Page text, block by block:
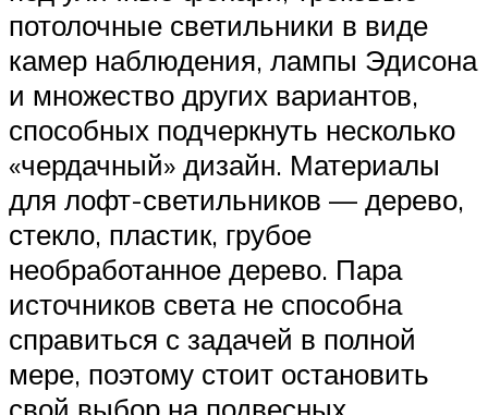
потолочные светильники в виде
камер наблюдения, лампы Эдисона
и множество других вариантов,
способных подчеркнуть несколько
«чердачный» дизайн. Материалы
для лофт-светильников — дерево,
стекло, пластик, грубое
необработанное дерево. Пара
источников света не способна
справиться с задачей в полной
мере, поэтому стоит остановить